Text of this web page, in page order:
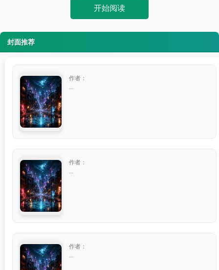
开始阅读
封面推荐
作者：
作者：
作者：